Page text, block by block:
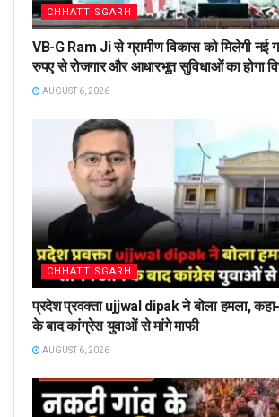
CHHATTISGARH
VB-G Ram Ji से ग्रामीण विकास को मिलेगी नई
रुपए से रोजगार और आधारभूत सुविधाओं का होगा
AUGUST 6, 2026
CHHATTISGARH
प्रदेश प्रवक्ता ujjwal dipak ने बोला हमला,
के बाद कांग्रेस युवाओं से मांगे माफी
AUGUST 6, 2026